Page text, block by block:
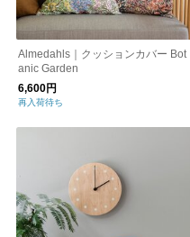
Almedahls｜クッションカバー Bot
anic Garden
6,600円
再入荷待ち